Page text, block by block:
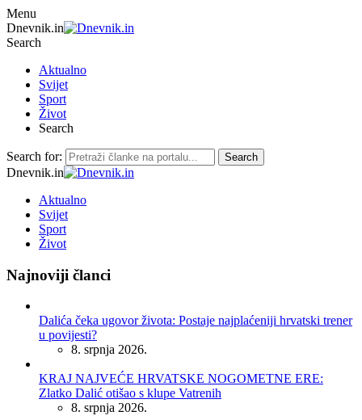
Menu
Dnevnik.in
Search
Aktualno
Svijet
Sport
Život
Search
Search for: Search
Dnevnik.in
Aktualno
Svijet
Sport
Život
Najnoviji članci
Dalića čeka ugovor života: Postaje najplaćeniji hrvatski trener
u povijesti?
8. srpnja 2026.
KRAJ NAJVEĆE HRVATSKE NOGOMETNE ERE:
Zlatko Dalić otišao s klupe Vatrenih
8. srpnja 2026.